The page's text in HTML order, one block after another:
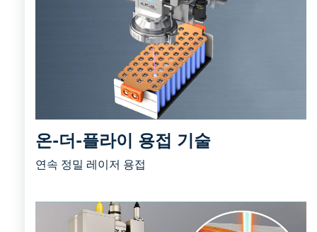
온-더-플라이 용접 기술
연속 정밀 레이저 용접